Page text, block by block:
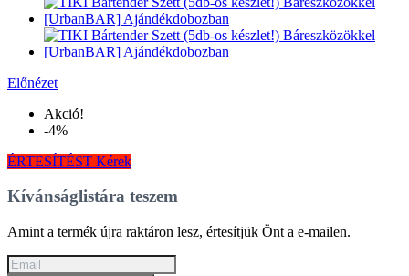
Előnézet
Akció!
-4%
ÉRTESÍTÉST Kérek
Kívánságlistára teszem
Amint a termék újra raktáron lesz, értesítjük Önt a e-mailen.